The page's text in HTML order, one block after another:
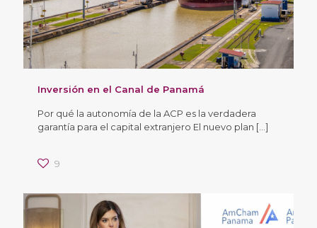
Inversión en el Canal de Panamá
Por qué la autonomía de la ACP es la verdadera
garantía para el capital extranjero El nuevo plan […]
9